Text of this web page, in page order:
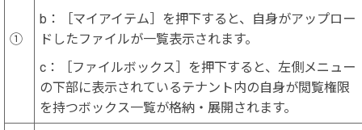
①
b：［マイアイテム］を押下すると、自身がアップロー
ドしたファイルが一覧表示されます。
c：［ファイルボックス］を押下すると、左側メニュー
の下部に表示されているテナント内の自身が閲覧権限
を持つボックス一覧が格納・展開されます。